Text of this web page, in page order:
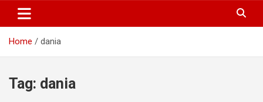
Home dania
Tag: dania